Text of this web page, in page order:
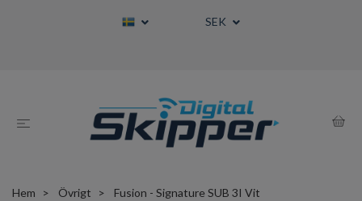
SEK
Hem Övrigt Fusion - Signature SUB 3I Vit